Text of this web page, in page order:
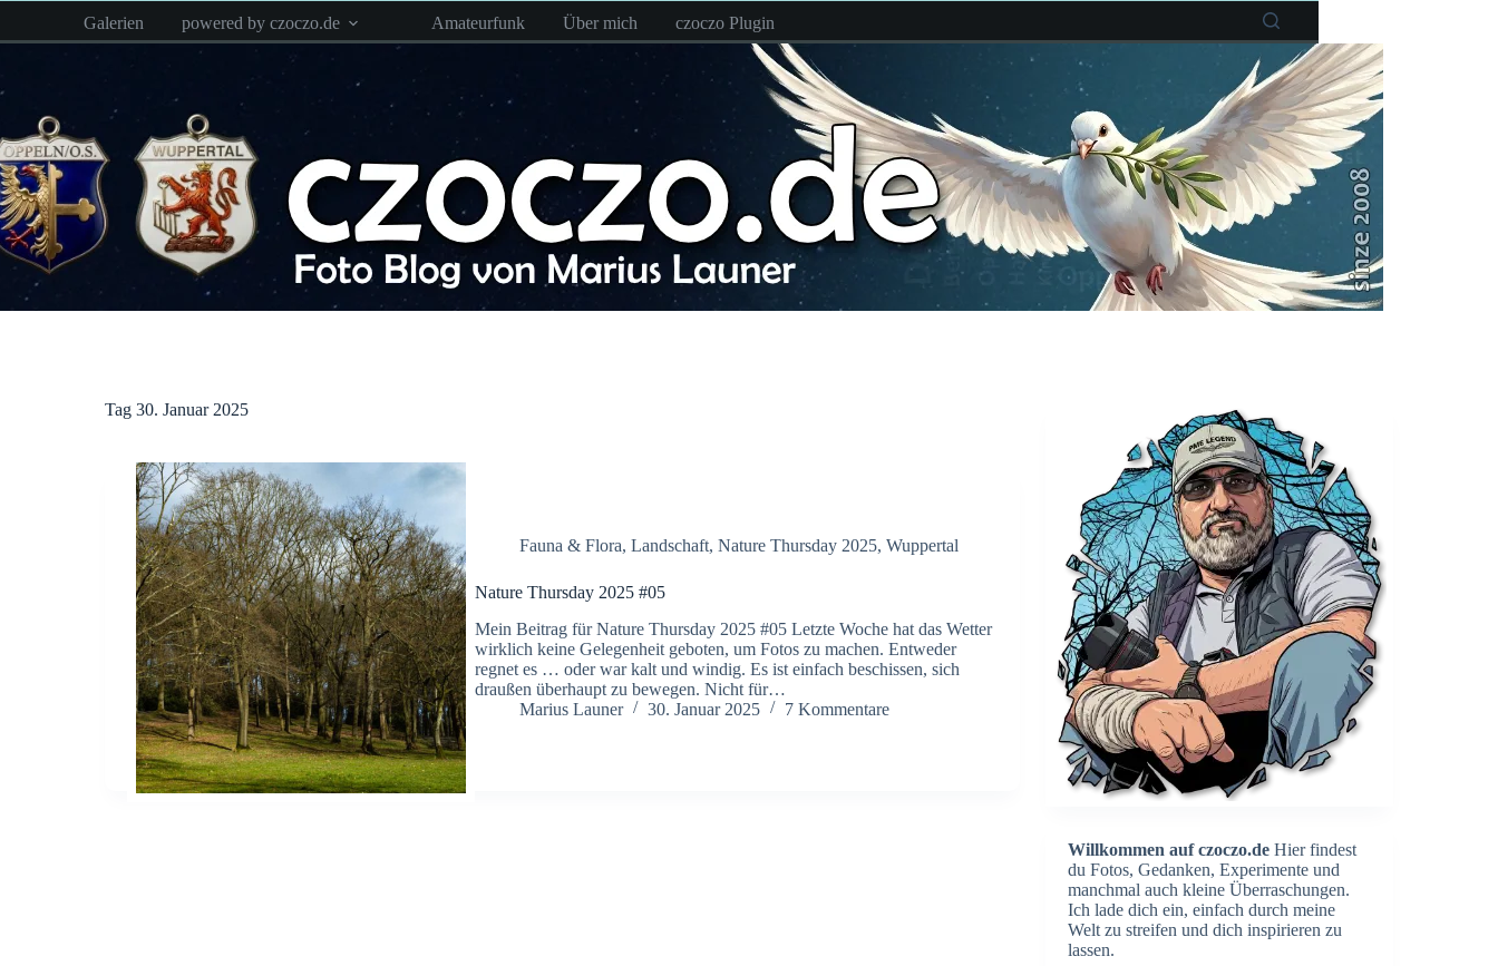
springen
Galerien powered by czoczo.de Amateurfunk Über mich czoczo Plugin
Tag30. Januar 2025
Fauna & Flora,Landschaft,Nature Thursday 2025,Wuppertal
Nature Thursday 2025 #05
Mein Beitrag für Nature Thursday 2025 #05 Letzte Woche hat das Wetter
wirklich keine Gelegenheit geboten, um Fotos zu machen. Entweder
regnet es … oder war kalt und windig. Es ist einfach beschissen, sich
draußen überhaupt zu bewegen. Nicht für…
Marius Launer
30. Januar 2025 7 Kommentare
Willkommen auf czoczo.de Hier findest
du Fotos, Gedanken, Experimente und
manchmal auch kleine Überraschungen.
Ich lade dich ein, einfach durch meine
Welt zu streifen und dich inspirieren zu
lassen.